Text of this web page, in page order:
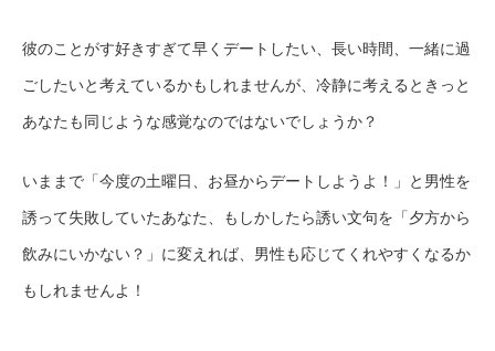
彼のことがす好きすぎて早くデートしたい、長い時間、一緒に過
ごしたいと考えているかもしれませんが、冷静に考えるときっと
あなたも同じような感覚なのではないでしょうか？
いままで「今度の土曜日、お昼からデートしようよ！」と男性を
誘って失敗していたあなた、もしかしたら誘い文句を「夕方から
飲みにいかない？」に変えれば、男性も応じてくれやすくなるか
もしれませんよ！